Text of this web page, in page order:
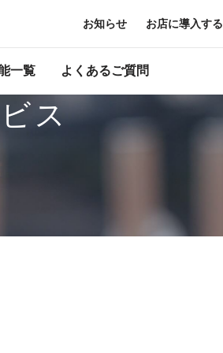
一覧 よくあるご質問
お知らせ お店に導入する
ス